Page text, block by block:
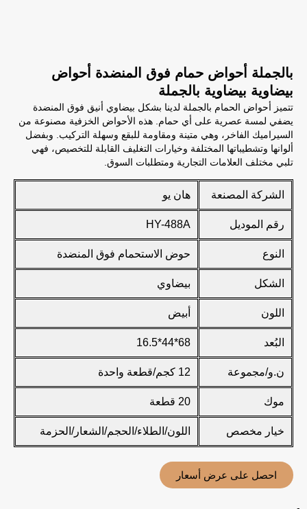
بالجملة أحواض حمام فوق المنضدة أحواض
بيضاوية بيضاوية بالجملة
تتميز أحواض الحمام بالجملة لدينا بشكل بيضاوي أنيق فوق المنضدة
يضفي لمسة عصرية على أي حمام. هذه الأحواض الخزفية مصنوعة من
السيراميك الفاخر، وهي متينة ومقاومة للبقع وسهلة التركيب. وبفضل
ألوانها وتشطيباتها المختلفة وخيارات التغليف القابلة للتخصيص، فهي
تلبي مختلف العلامات التجارية ومتطلبات السوق.
الشركة المصنعة هان يو
رقم الموديل HY-488A
النوع حوض الاستحمام فوق المنضدة
الشكل بيضاوي
اللون أبيض
البُعد 68*44*16.5
ن.و/مجموعة 12 كجم/قطعة واحدة
موك 20 قطعة
خيار مخصص اللون/الطلاء/الحجم/الشعار/الحزمة
احصل على عرض أسعار